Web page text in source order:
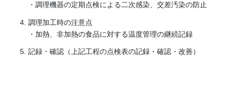
・調理機器の定期点検による二次感染、交差汚染の防止
調理加工時の注意点
・加熱、非加熱の食品に対する温度管理の継続記録
記録・確認（上記工程の点検表の記録・確認・改善）